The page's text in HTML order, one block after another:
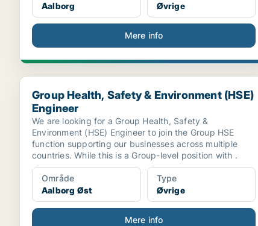
Aalborg
Øvrige
Mere info
Group Health, Safety & Environment (HSE) Engineer
Group Health, Safety & Environment (HSE)
Engineer
We are looking for a Group Health, Safety &
Environment (HSE) Engineer to join the Group HSE
function supporting our businesses across multiple
countries. While this is a Group-level position with .
Område
Aalborg Øst
Type
Øvrige
Mere info